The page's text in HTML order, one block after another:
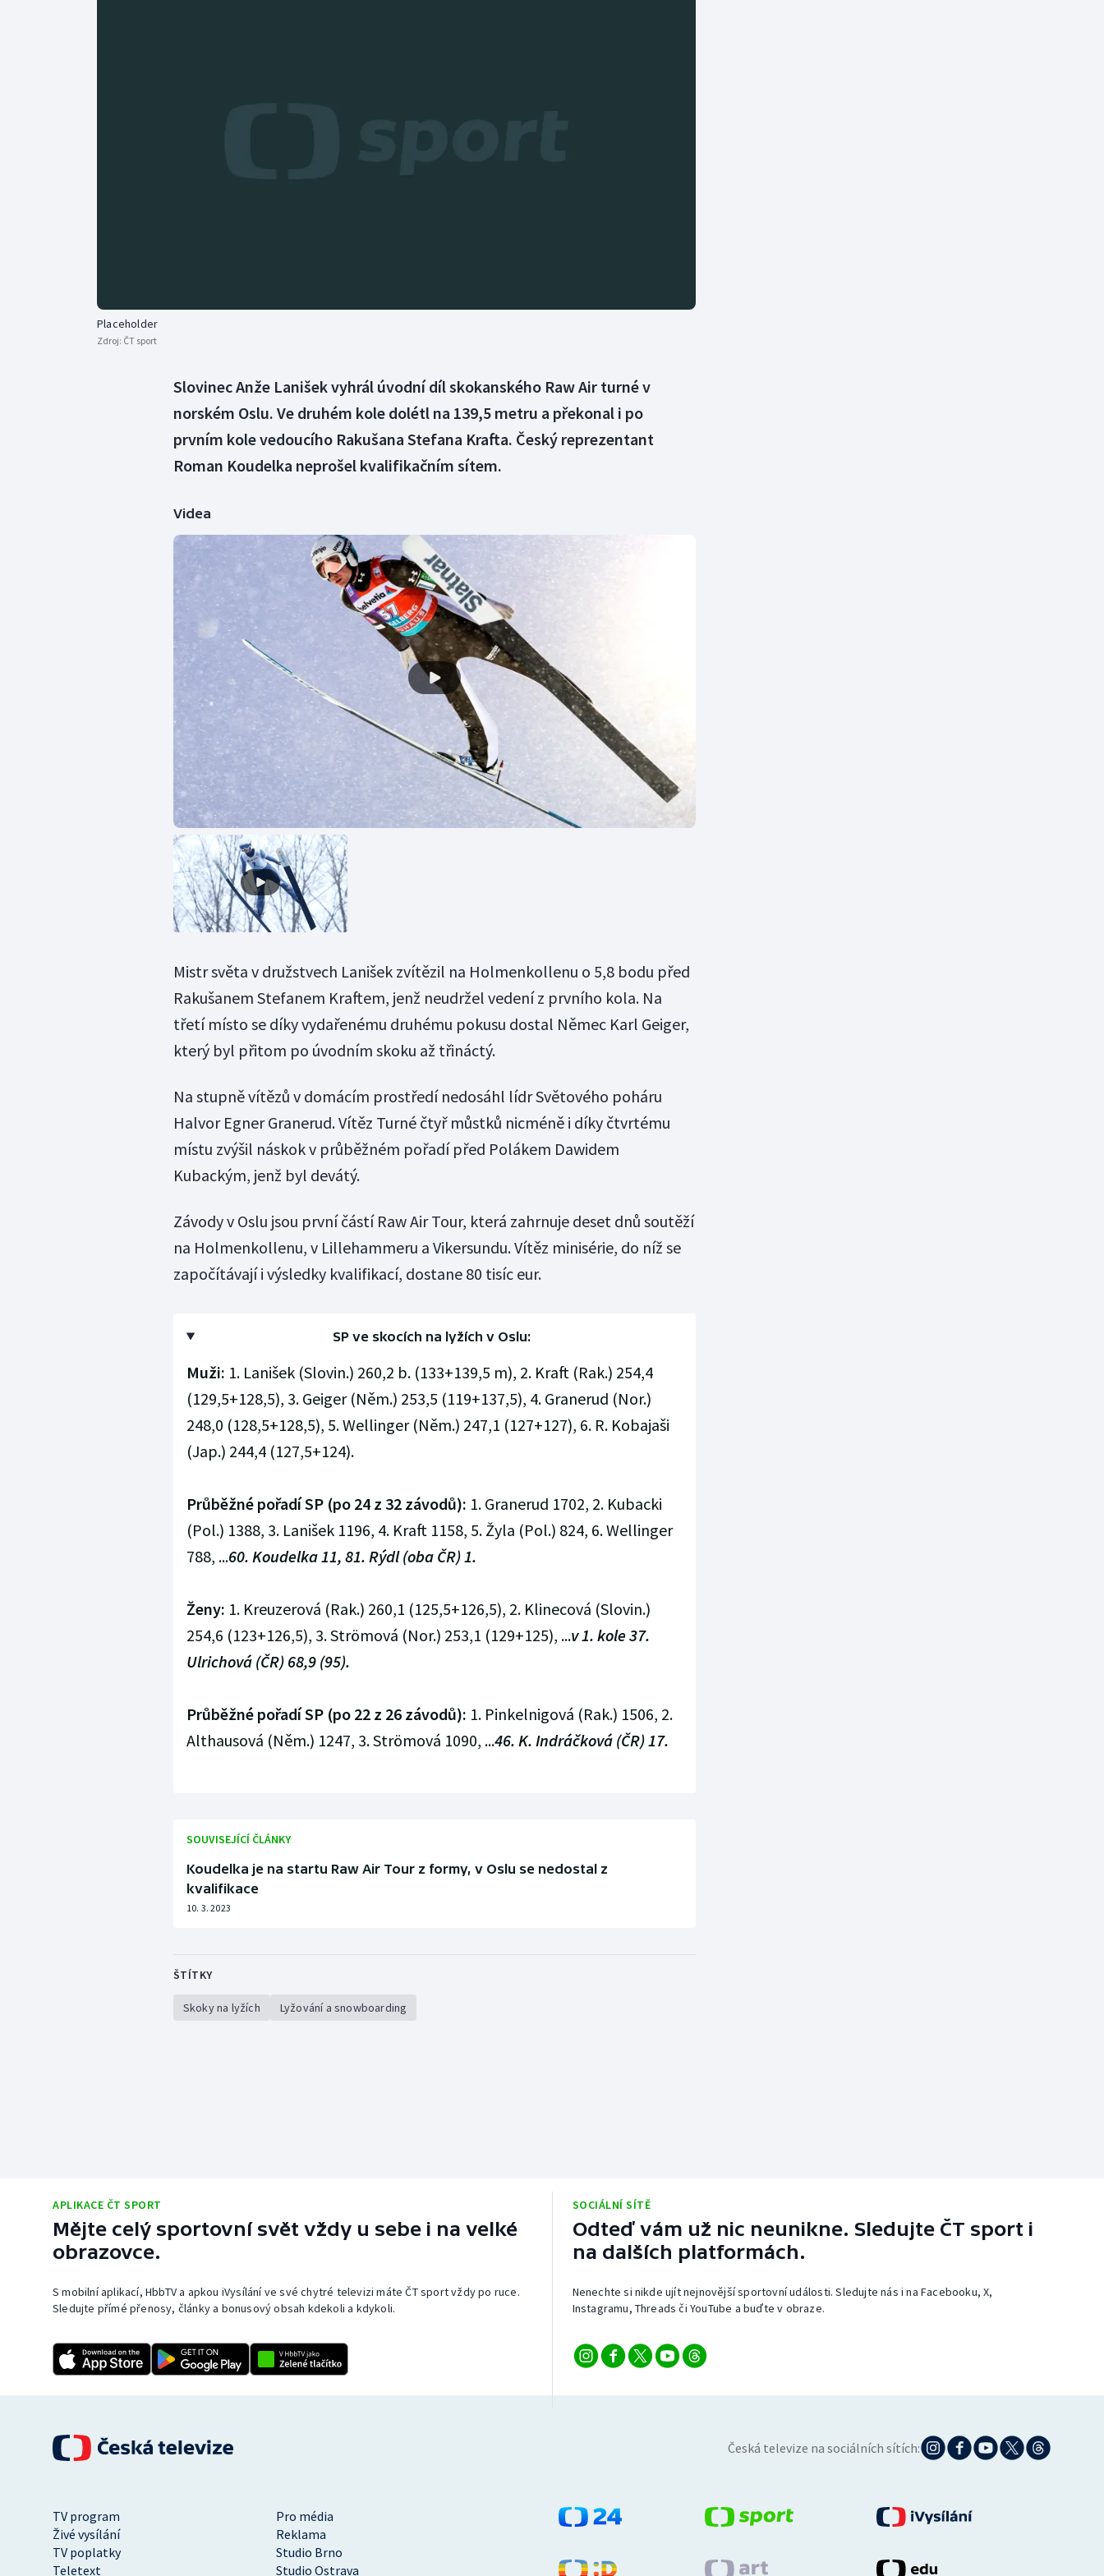
Parasport
Placeholder
Zdroj: ČT sport
Slovinec Anže Lanišek vyhrál úvodní díl skokanského Raw Air turné v
norském Oslu. Ve druhém kole dolétl na 139,5 metru a překonal i po
prvním kole vedoucího Rakušana Stefana Krafta. Český reprezentant
Roman Koudelka neprošel kvalifikačním sítem.
Videa
Mistr světa v družstvech Lanišek zvítězil na Holmenkollenu o 5,8 bodu před
Rakušanem Stefanem Kraftem, jenž neudržel vedení z prvního kola. Na
třetí místo se díky vydařenému druhému pokusu dostal Němec Karl Geiger,
který byl přitom po úvodním skoku až třináctý.
Na stupně vítězů v domácím prostředí nedosáhl lídr Světového poháru
Halvor Egner Granerud. Vítěz Turné čtyř můstků nicméně i díky čtvrtému
místu zvýšil náskok v průběžném pořadí před Polákem Dawidem
Kubackým, jenž byl devátý.
Závody v Oslu jsou první částí Raw Air Tour, která zahrnuje deset dnů soutěží
na Holmenkollenu, v Lillehammeru a Vikersundu. Vítěz minisérie, do níž se
započítávají i výsledky kvalifikací, dostane 80 tisíc eur.
SP ve skocích na lyžích v Oslu:
Muži: 1. Lanišek (Slovin.) 260,2 b. (133+139,5 m), 2. Kraft (Rak.) 254,4
(129,5+128,5), 3. Geiger (Něm.) 253,5 (119+137,5), 4. Granerud (Nor.)
248,0 (128,5+128,5), 5. Wellinger (Něm.) 247,1 (127+127), 6. R. Kobajaši
(Jap.) 244,4 (127,5+124).
Průběžné pořadí SP (po 24 z 32 závodů): 1. Granerud 1702, 2. Kubacki
(Pol.) 1388, 3. Lanišek 1196, 4. Kraft 1158, 5. Žyla (Pol.) 824, 6. Wellinger
788, ...60. Koudelka 11, 81. Rýdl (oba ČR) 1.
Ženy: 1. Kreuzerová (Rak.) 260,1 (125,5+126,5), 2. Klinecová (Slovin.)
254,6 (123+126,5), 3. Strömová (Nor.) 253,1 (129+125), ...v 1. kole 37.
Ulrichová (ČR) 68,9 (95).
Průběžné pořadí SP (po 22 z 26 závodů): 1. Pinkelnigová (Rak.) 1506, 2.
Althausová (Něm.) 1247, 3. Strömová 1090, ...46. K. Indráčková (ČR) 17.
SOUVISEJÍCÍ ČLÁNKY
Koudelka je na startu Raw Air Tour z formy, v Oslu se nedostal z
kvalifikace
10. 3. 2023
ŠTÍTKY
Skoky na lyžích Lyžování a snowboarding
APLIKACE ČT SPORT
Mějte celý sportovní svět vždy u sebe i na velké
obrazovce.
S mobilní aplikací, HbbTV a apkou iVysílání ve své chytré televizi máte ČT sport vždy po ruce.
Sledujte přímé přenosy, články a bonusový obsah kdekoli a kdykoli.
SOCIÁLNÍ SÍTĚ
Odteď vám už nic neunikne. Sledujte ČT sport i
na dalších platformách.
Nenechte si nikde ujít nejnovější sportovní události. Sledujte nás i na Facebooku, X,
Instagramu, Threads či YouTube a buďte v obraze.
Česká televize na sociálních sítích:
TV program
Pro média
Živé vysílání
Reklama
TV poplatky
Studio Brno
Teletext
Studio Ostrava